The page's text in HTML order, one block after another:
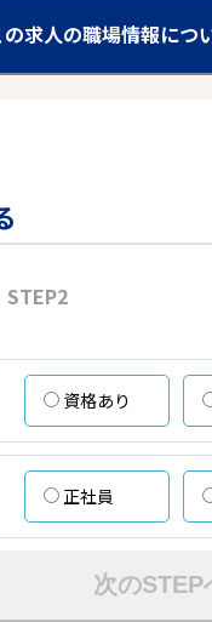
の求人の職場情報につ
STEP2
資格あり
正社員
次のSTEP